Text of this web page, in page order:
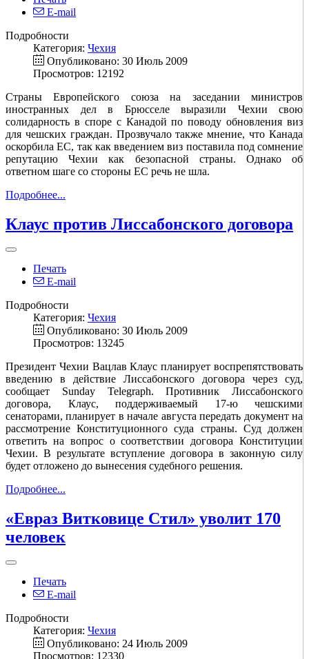
E-mail
Подробности
Категория: Чехия
Опубликовано: 30 Июль 2009
Просмотров: 12192
Страны Европейского союза на заседании министров
иностранных дел в Брюсселе выразили Чехии свою
солидарность в споре с Канадой по поводу обновления виз
для чешских граждан. Прозвучало также мнение, что Канада
оскорбила ЕС, так как введением виз поставила под сомнение
репутацию Чехии как безопасной страны. Однако об
ответном шаге со стороны ЕС речь не шла.
Подробнее...
Клаус против Лиссабонского договора
Печать
E-mail
Подробности
Категория: Чехия
Опубликовано: 30 Июль 2009
Просмотров: 13245
Президент Чехии Вацлав Клаус планирует воспрепятствовать
введению в действие Лиссабонского договора через суд,
сообщает Sunday Telegraph. Противник Лиссабонского
договора, Клаус, поддерживаемый 17-ю чешскими
сенаторами, планирует в начале августа передать документ на
рассмотрение Конституционного суда страны. Суд должен
ответить на вопрос о соответствии договора Конституции
Чехии. В результате вступление договора в законную силу
будет отложено до вынесения судебного решения.
Подробнее...
«Евраз Витковице Стил» уволит 170
человек
Печать
E-mail
Подробности
Категория: Чехия
Опубликовано: 24 Июль 2009
Просмотров: 12330